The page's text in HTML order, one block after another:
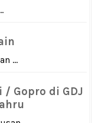
...
/ Gopro di GDJ